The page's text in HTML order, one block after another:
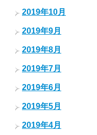
2019年10月
2019年9月
2019年8月
2019年7月
2019年6月
2019年5月
2019年4月